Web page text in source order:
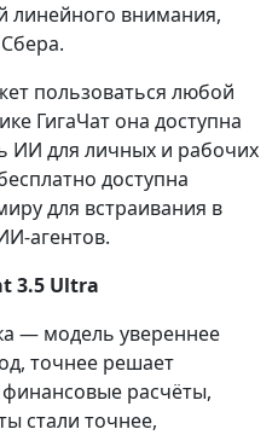
линейного внимания,
пользоваться любой
ГигаЧат она доступна
ИИ для личных и рабочих
доступна
для встраивания в
агентов.
3.5 Ultra
— модель увереннее
точнее решает
расчёты,
стали точнее,